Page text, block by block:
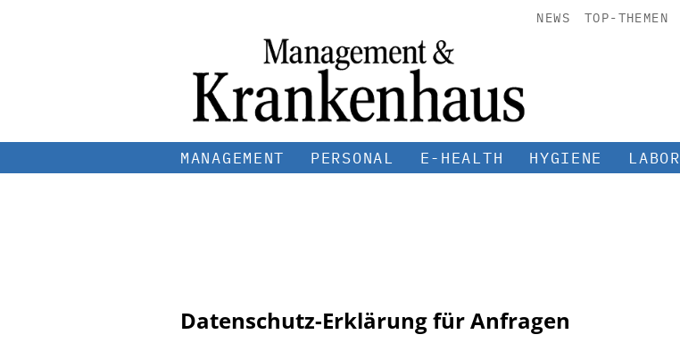
NEWS TOP-THEMEN
MANAGEMENT PERSONAL E-HEALTH HYGIENE LABOR
Datenschutz-Erklärung für Anfragen